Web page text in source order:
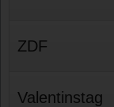
ZDF
Valentinstag